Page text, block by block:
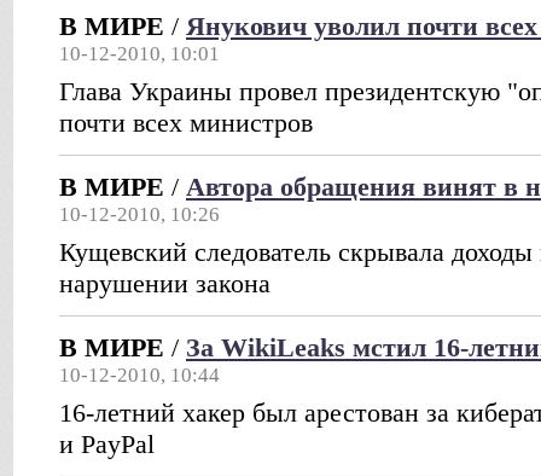
В МИРЕ / Янукович уволил почти
10-12-2010, 10:01
Глава Украины провел президентскую
почти всех министров
В МИРЕ / Автора обращения винят в
10-12-2010, 10:26
Кущевский следователь скрывала
нарушении закона
В МИРЕ / За WikiLeaks мстил 16-
10-12-2010, 10:44
16-летний хакер был арестован за
и PayPal